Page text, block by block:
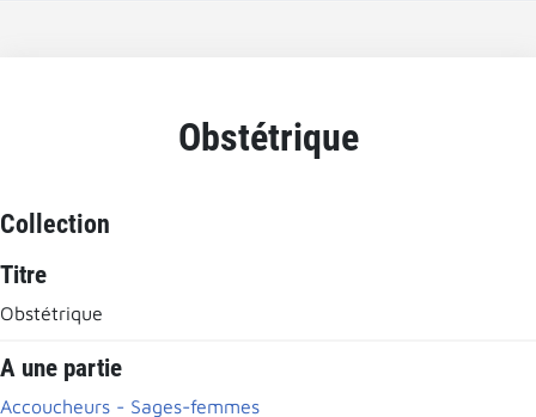
Obstétrique
Collection
Titre
Obstétrique
A une partie
Accoucheurs - Sages-femmes